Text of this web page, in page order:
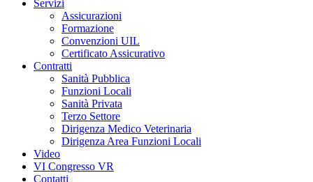
Servizi
Assicurazioni
Formazione
Convenzioni UIL
Certificato Assicurativo
Contratti
Sanità Pubblica
Funzioni Locali
Sanità Privata
Terzo Settore
Dirigenza Medico Veterinaria
Dirigenza Area Funzioni Locali
Video
VI Congresso VR
Contatti